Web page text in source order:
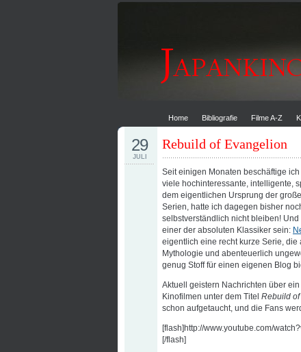
Home Bibliografie Filme A-Z
Rebuild of Evangelion
29
JULI
Seit einigen Monaten beschäftige ich
viele hochinteressante, intelligente,
dem eigentlichen Ursprung der
Serien, hatte ich dagegen bisher
selbstverständlich nicht bleiben!
einer der absoluten Klassiker sein:
eigentlich eine recht kurze Serie,
Mythologie und abenteuerlich
genug Stoff für einen eigenen Blog
Aktuell geistern Nachrichten über
Kinofilmen unter dem Titel Rebuild
schon aufgetaucht, und die Fans
[flash]http://www.youtube.com/
[/flash]